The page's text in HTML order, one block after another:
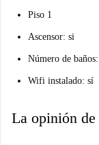
Piso 1
Ascensor: si
Número de
Wifi instalado: sí
La opinión de